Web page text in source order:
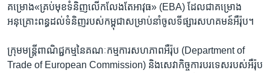
គម្រោង​«គ្រប់មុខ​ទំនិញ​លើកលែង​តែអាវុធ‍»​ (EBA) ដែល​ជា​គម្រោង​
អនុគ្រោះ​ពន្ធ​ដល់​ទំនិញ​របស់​កម្ពុជា​សម្រាប់​នាំចូល​ទីផ្សារ​សហគមន៍​អឺរ៉ុប។
ក្រុម​មន្ត្រី​ពាណិជ្ជកម្ម​នៃ​គណៈ​កម្មការ​សហ​ភាព​អឺរ៉ុប​ (Department of
Trade of European Commission)​ ​និង​សេវា​កិច្ចការ​បរទេស​របស់​អឺរ៉ុប​